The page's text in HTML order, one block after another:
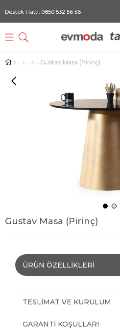
Destek Hattı: 0850 532 56 56
Gustav Masa (Pirinç)
Gustav Masa (Pirinç)
ÜRÜN ÖZELLIKLERI
TESLIMAT VE KURULUM
GARANTI KOŞULLARI